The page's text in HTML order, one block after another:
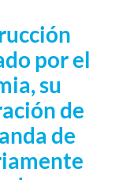
por el
su
de
de